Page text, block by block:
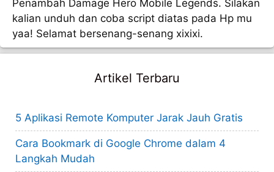
Penambah Damage Hero Mobile Legends. Silakan
kalian unduh dan coba script diatas pada Hp mu
yaa! Selamat bersenang-senang xixixi.
Artikel Terbaru
5 Aplikasi Remote Komputer Jarak Jauh Gratis
Cara Bookmark di Google Chrome dalam 4
Langkah Mudah